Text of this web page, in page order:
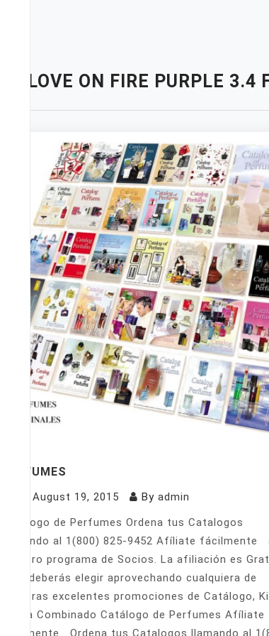
LOVE ON FIRE PURPLE 3.4
PERFUMES
August 19, 2015 By admin
Catálogo de Perfumes Ordena tus Catalogos
llamando al 1(800) 825-9452 Afíliate fácilmente
nuestro programa de Socios. La afiliación es
Sólo deberás elegir aprovechando cualquiera de
nuestras excelentes promociones de Catálogo,
Venta Combinado Catálogo de Perfumes Afíliate
fácilmente Ordena tus Catalogos llamando al